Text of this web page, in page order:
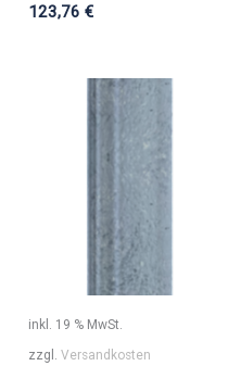
123,76€
inkl. 19 % MwSt.
zzgl.Versandkosten